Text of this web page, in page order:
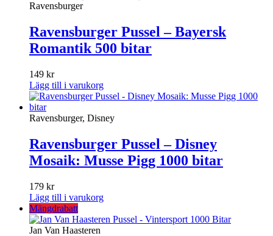
Ravensburger
Ravensburger Pussel – Bayersk
Romantik 500 bitar
149 kr
Lägg till i varukorg
Ravensburger, Disney
Ravensburger Pussel – Disney
Mosaik: Musse Pigg 1000 bitar
179 kr
Lägg till i varukorg
Mängdrabatt
Jan Van Haasteren